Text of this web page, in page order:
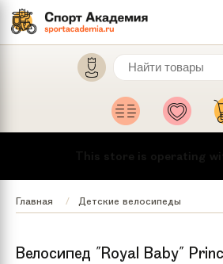
This store is operating
Главная Детские велосипеды
Велосипед "Royal Baby"